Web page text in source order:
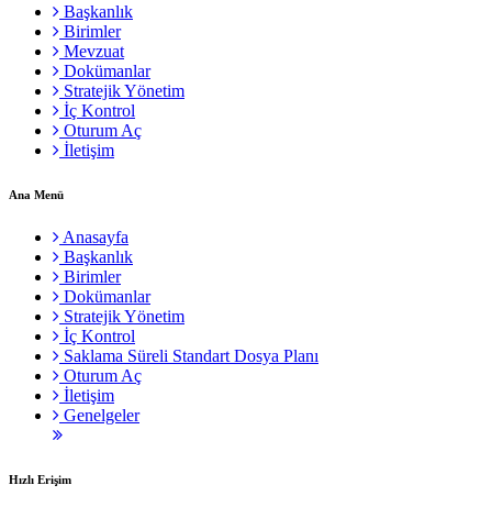
Başkanlık
Birimler
Mevzuat
Dokümanlar
Stratejik Yönetim
İç Kontrol
Oturum Aç
İletişim
Ana Menü
Anasayfa
Başkanlık
Birimler
Dokümanlar
Stratejik Yönetim
İç Kontrol
Saklama Süreli Standart Dosya Planı
Oturum Aç
İletişim
Genelgeler
Hızlı Erişim